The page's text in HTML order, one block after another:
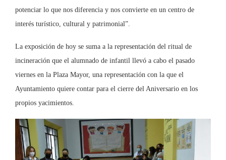
potenciar lo que nos diferencia y nos convierte en un centro de
interés turístico, cultural y patrimonial”.
La exposición de hoy se suma a la representación del ritual de
incineración que el alumnado de infantil llevó a cabo el pasado
viernes en la Plaza Mayor, una representación con la que el
Ayuntamiento quiere contar para el cierre del Aniversario en los
propios yacimientos.